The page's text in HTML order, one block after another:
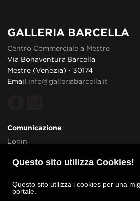
Questo sito utilizza Cookies!
Questo sito utilizza i cookies per una
portale.
GALLERIA BARCELLA
Centro Commerciale a Mestre
Via Bonaventura Barcella
Mestre (Venezia) - 30174
Email info@galleriabarcella.it
Comunicazione
Login
Info
Contatti